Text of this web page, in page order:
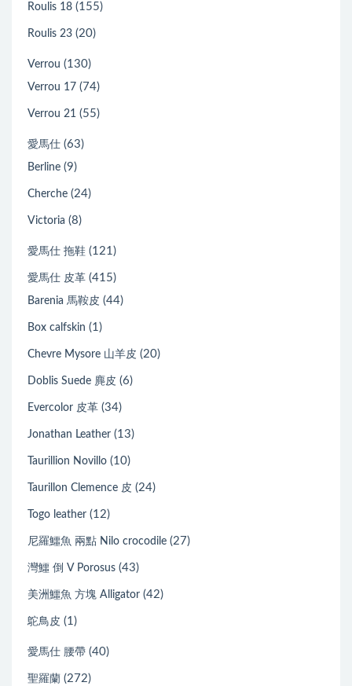
Roulis 18 (155)
Roulis 23 (20)
Verrou (130)
Verrou 17 (74)
Verrou 21 (55)
愛馬仕 (63)
Berline (9)
Cherche (24)
Victoria (8)
愛馬仕 拖鞋 (121)
愛馬仕 皮革 (415)
Barenia 馬鞍皮 (44)
Box calfskin (1)
Chevre Mysore 山羊皮 (20)
Doblis Suede 麂皮 (6)
Evercolor 皮革 (34)
Jonathan Leather (13)
Taurillion Novillo (10)
Taurillon Clemence 皮 (24)
Togo leather (12)
尼羅鱷魚 兩點 Nilo crocodile (27)
灣鱷 倒 V Porosus (43)
美洲鱷魚 方塊 Alligator (42)
鴕鳥皮 (1)
愛馬仕 腰帶 (40)
聖羅蘭 (272)